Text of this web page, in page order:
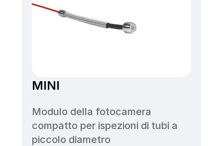
MINI
Modulo della fotocamera
compatto per ispezioni di tubi a
piccolo diametro